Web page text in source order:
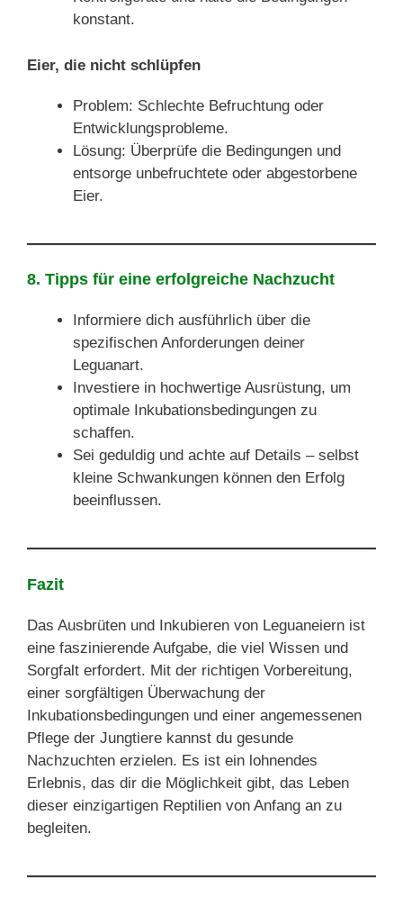
konstant.
Eier, die nicht schlüpfen
Problem: Schlechte Befruchtung oder
Entwicklungsprobleme.
Lösung: Überprüfe die Bedingungen und
entsorge unbefruchtete oder abgestorbene
Eier.
8. Tipps für eine erfolgreiche Nachzucht
Informiere dich ausführlich über die
spezifischen Anforderungen deiner
Leguanart.
Investiere in hochwertige Ausrüstung, um
optimale Inkubationsbedingungen zu
schaffen.
Sei geduldig und achte auf Details – selbst
kleine Schwankungen können den Erfolg
beeinflussen.
Fazit
Das Ausbrüten und Inkubieren von Leguaneiern ist
eine faszinierende Aufgabe, die viel Wissen und
Sorgfalt erfordert. Mit der richtigen Vorbereitung,
einer sorgfältigen Überwachung der
Inkubationsbedingungen und einer angemessenen
Pflege der Jungtiere kannst du gesunde
Nachzuchten erzielen. Es ist ein lohnendes
Erlebnis, das dir die Möglichkeit gibt, das Leben
dieser einzigartigen Reptilien von Anfang an zu
begleiten.